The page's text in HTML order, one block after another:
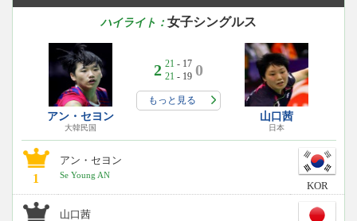
ハイライト： 女子シングルス
アン・セヨン
大韓民国
2 21 - 17
21 - 19 0
もっと見る
山口茜
日本
1
アン・セヨン
Se Young AN
KOR
山口茜